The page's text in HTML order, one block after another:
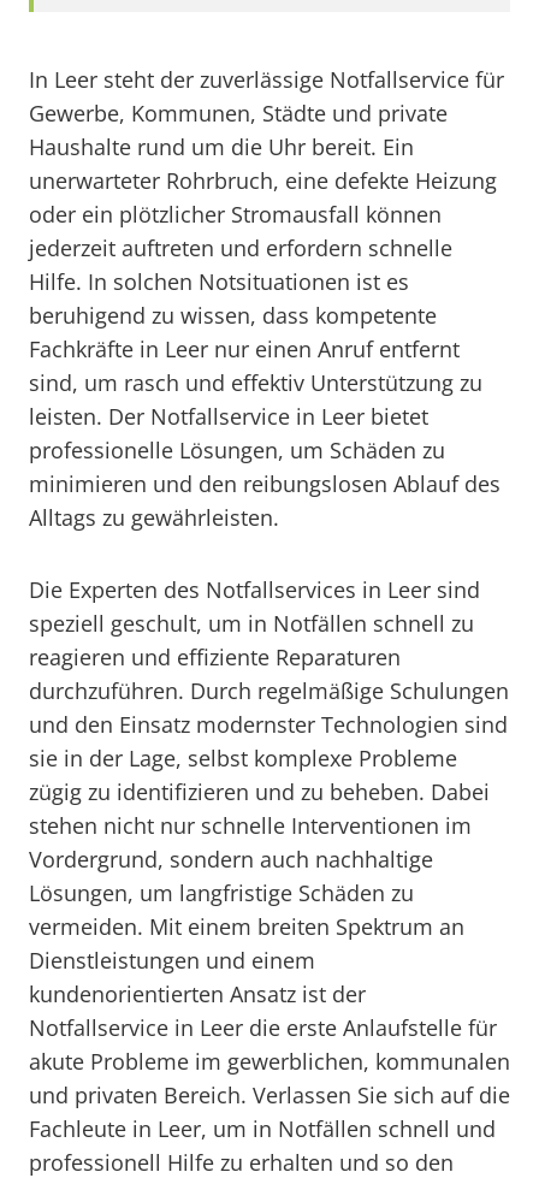
In Leer steht der zuverlässige Notfallservice für
Gewerbe, Kommunen, Städte und private
Haushalte rund um die Uhr bereit. Ein
unerwarteter Rohrbruch, eine defekte Heizung
oder ein plötzlicher Stromausfall können
jederzeit auftreten und erfordern schnelle
Hilfe. In solchen Notsituationen ist es
beruhigend zu wissen, dass kompetente
Fachkräfte in Leer nur einen Anruf entfernt
sind, um rasch und effektiv Unterstützung zu
leisten. Der Notfallservice in Leer bietet
professionelle Lösungen, um Schäden zu
minimieren und den reibungslosen Ablauf des
Alltags zu gewährleisten.
Die Experten des Notfallservices in Leer sind
speziell geschult, um in Notfällen schnell zu
reagieren und effiziente Reparaturen
durchzuführen. Durch regelmäßige Schulungen
und den Einsatz modernster Technologien sind
sie in der Lage, selbst komplexe Probleme
zügig zu identifizieren und zu beheben. Dabei
stehen nicht nur schnelle Interventionen im
Vordergrund, sondern auch nachhaltige
Lösungen, um langfristige Schäden zu
vermeiden. Mit einem breiten Spektrum an
Dienstleistungen und einem
kundenorientierten Ansatz ist der
Notfallservice in Leer die erste Anlaufstelle für
akute Probleme im gewerblichen, kommunalen
und privaten Bereich. Verlassen Sie sich auf die
Fachleute in Leer, um in Notfällen schnell und
professionell Hilfe zu erhalten und so den